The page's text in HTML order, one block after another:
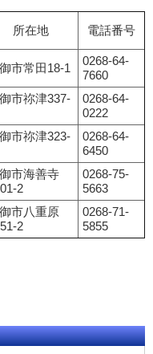
所在地 電話番号
市常田18-1
0268-64-
7660
市祢津337-
0268-64-
0222
市祢津323-
0268-64-
6450
市海善寺
2
0268-75-
5663
市八重原
2
0268-71-
5855